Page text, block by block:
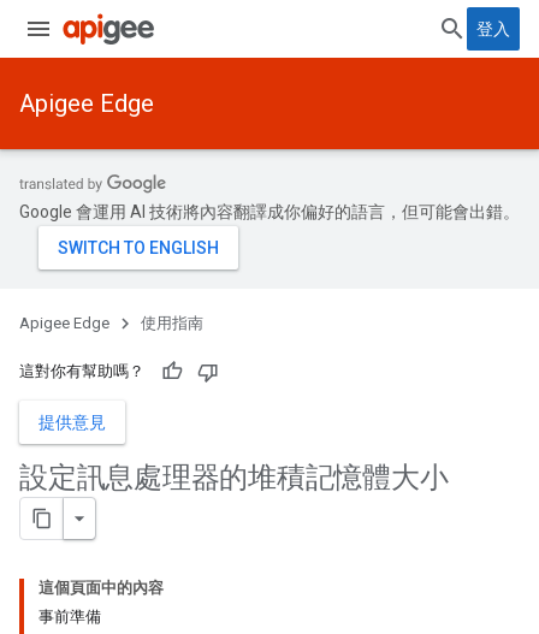
登入
Apigee Edge
Google 會運用 AI 技術將內容翻譯成你偏好的語言，但可能會出錯。
Apigee Edge 使用指南
這對你有幫助嗎？
提供意見
設定訊息處理器的堆積記憶體大小
這個頁面中的內容
事前準備